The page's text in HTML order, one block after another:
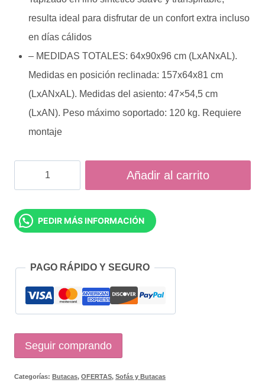
resulta ideal para disfrutar de un confort extra incluso
en días cálidos
– MEDIDAS TOTALES: 64x90x96 cm (LxANxAL).
Medidas en posición reclinada: 157x64x81 cm
(LxANxAL). Medidas del asiento: 47×54,5 cm
(LxAN). Peso máximo soportado: 120 kg. Requiere
montaje
Relax
Reclinable
Eléctrico
Personas
cantidad
Añadir al carrito
PEDIR MÁS INFORMACIÓN
PAGO RÁPIDO Y SEGURO
Seguir comprando
Categorías: Butacas, OFERTAS, Sofás y Butacas